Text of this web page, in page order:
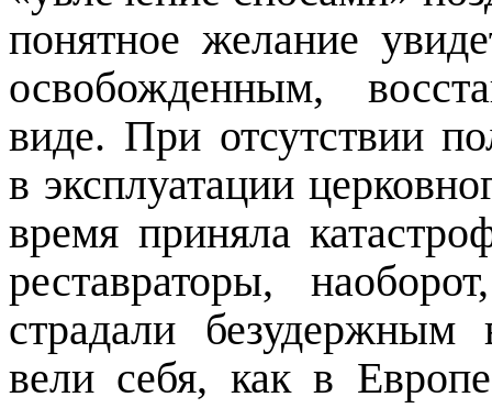
понятное желание
освобожденным,
виде. При отсутствии
в эксплуатации
время приняла
реставраторы,
страдали безудержным
вели себя, как в